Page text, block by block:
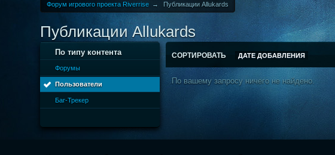
Форум игрового проекта Riverrise → Публикации Аllukards
Публикации Аllukards
По типу контента
Форумы
Пользователи
Баг-Трекер
СОРТИРОВАТЬ ДАТЕ ДОБАВЛЕНИЯ
По вашему запросу ничего не найдено.